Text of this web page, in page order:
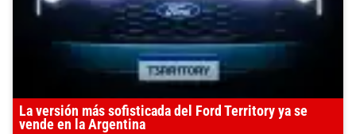
La versión más sofisticada del Ford Territory ya se
vende en la Argentina